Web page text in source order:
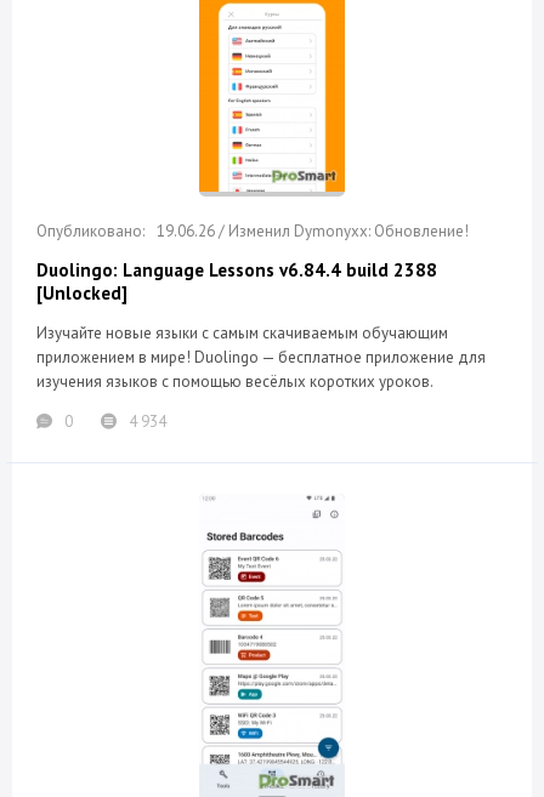
19.06.26 / Изменил Dymonyxx: Обновление!
Duolingo: Language Lessons v6.84.4 build 2388
[Unlocked]
Изучайте новые языки с самым скачиваемым обучающим
приложением в мире! Duolingo — бесплатное приложение для
изучения языков с помощью весёлых коротких уроков.
0
4 934